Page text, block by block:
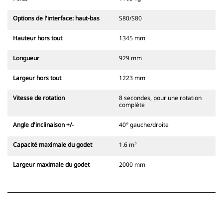
Options de l'interface: haut-bas S80/S80
Hauteur hors tout 1345 mm
Longueur 929 mm
Largeur hors tout 1223 mm
Vitesse de rotation
8 secondes, pour une rotation
complète
Angle d'inclinaison +/- 40° gauche/droite
Capacité maximale du godet 1.6 m³
Largeur maximale du godet 2000 mm